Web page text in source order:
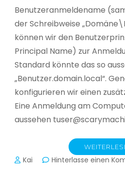
Benutzeranmeldename
der Schreibweise
können wir den
Principal Name) zur
Standard könnte das so
„Benutzer.domain.local“.
konfigurieren wir einen
Eine Anmeldung am
aussehen
Kai Hinterlasse einen